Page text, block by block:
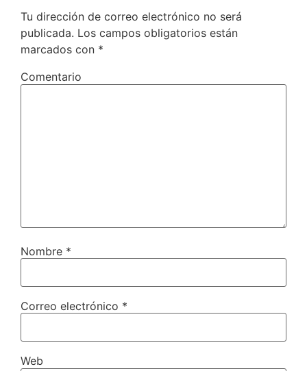
Tu dirección de correo electrónico no será
publicada. Los campos obligatorios están
marcados con *
Comentario
Nombre *
Correo electrónico *
Web